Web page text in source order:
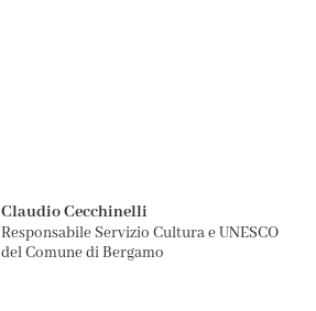
Claudio Cecchinelli
Responsabile Servizio Cultura e UNESCO
del Comune di Bergamo